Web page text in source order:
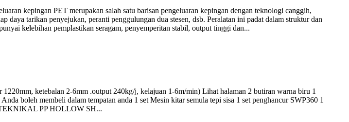
kepingan PET merupakan salah satu barisan pengeluaran kepingan dengan teknologi canggih,
daya tarikan penyejukan, peranti penggulungan dua stesen, dsb. Peralatan ini padat dalam struktur dan
kelebihan pemplastikan seragam, penyemperitan stabil, output tinggi dan...
ketebalan 2-6mm .output 240kg/j, kelajuan 1-6m/min) Lihat halaman 2 butiran warna biru 1
boleh membeli dalam tempatan anda 1 set Mesin kitar semula tepi sisa 1 set penghancur SWP360 1
TEKNIKAL PP HOLLOW SH...